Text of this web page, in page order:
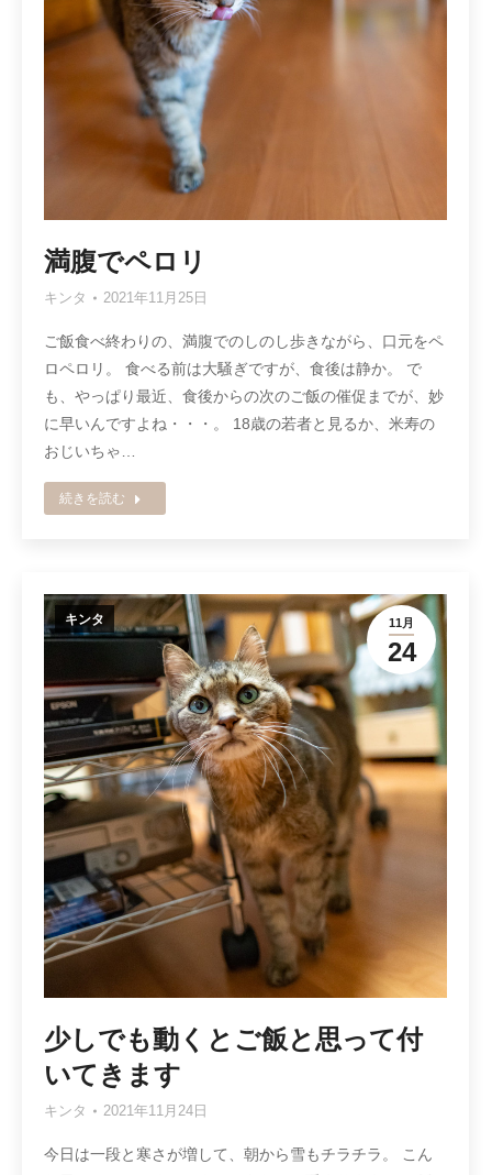
満腹でペロリ
キンタ 2021年11月25日
ご飯食べ終わりの、満腹でのしのし歩きながら、口元をペ
ロペロリ。 食べる前は大騒ぎですが、食後は静か。 で
も、やっぱり最近、食後からの次のご飯の催促までが、妙
に早いんですよね・・・。 18歳の若者と見るか、米寿の
おじいちゃ…
続きを読む
11月
24
キンタ
少しでも動くとご飯と思って付
いてきます
キンタ 2021年11月24日
今日は一段と寒さが増して、朝から雪もチラチラ。 こん